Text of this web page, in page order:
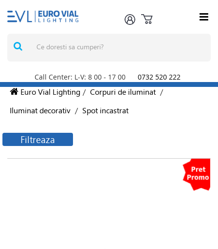
Call Center: L-V: 8 00 - 17 00 0732 520 222
Euro Vial Lighting / Corpuri de iluminat /
Iluminat decorativ / Spot incastrat
Filtreaza